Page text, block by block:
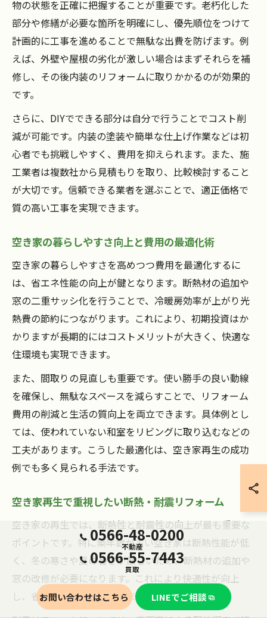
物の状態を正確に把握することが重要です。老朽化した
部分や修繕が必要な箇所を明確にし、優先順位をつけて
計画的に工事を進めることで無駄な出費を防げます。例
えば、外壁や屋根の劣化が激しい場合はまずそれらを補
修し、その後内装のリフォームに取りかかるのが効果的
です。
さらに、DIYでできる部分は自分で行うことでコスト削
減が可能です。内装の塗装や簡単な仕上げ作業などは初
心者でも挑戦しやすく、費用を抑えられます。また、施
工業者は複数社から見積もりを取り、比較検討すること
が大切です。信頼できる業者を選ぶことで、適正価格で
質の高い工事を実現できます。
空き家の暮らしやすさ向上と費用の最適化術
空き家の暮らしやすさを高めつつ費用を最適化するに
は、省エネ性能の向上が鍵となります。断熱材の追加や
窓の二重サッシ化を行うことで、冷暖房効率が上がり光
熱費の節約につながります。これにより、初期投資はか
かりますが長期的にはコストメリットが大きく、快適な
住環境も実現できます。
また、間取りの見直しも重要です。使い勝手の良い動線
を確保し、無駄なスペースを減らすことで、リフォーム
費用の削減と生活の質向上を両立できます。具体例とし
ては、使われていない和室をリビングに取り込むなどの
工夫があります。こうした最適化は、空き家再生の成功
例でも多く見られる手法です。
空き家再生で重視したい断熱・耐震リフォーム
空き家の再生では、断熱性と耐震性の向上が最も重要な
ポイントです。特に築年数が古い空き家は断熱性能が低
く、冬の寒さや夏の暑さが厳しいため、断熱材の追加や
窓の改修が必要になります。これにより快適性が向上
し、省エネ効果も期待できます。
0566-48-0200
不動産
0566-55-7443
買取
お問い合わせはこちら LINEでご相談